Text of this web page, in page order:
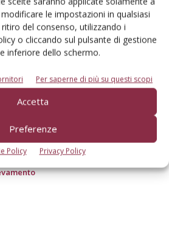
le impostazioni in qualsiasi
del consenso, utilizzando i
o cliccando sul pulsante di gestione
inferiore dello schermo.
Per saperne di più su questi scopi
Accetta
Preferenze
Policy Privacy Policy
dell’11 marzo 2014